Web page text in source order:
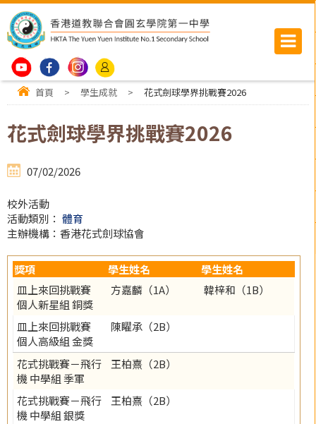
首頁 > 學生成就 > 花式劍球學界挑戰賽2026
花式劍球學界挑戰賽2026
07/02/2026
校外活動
活動類別： 體育
主辦機構：香港花式劍球協會
獎項 學生姓名
學生姓名
皿上來回挑戰賽
個人新星組 銅獎
方嘉麟（1A） 韓梓和（1B）
皿上來回挑戰賽
個人高級組 金獎
陳矅承（2B）
花式挑戰賽－飛行
機 中學組 季軍
王柏熹（2B）
花式挑戰賽－飛行
機 中學組 銀獎
王柏熹（2B）